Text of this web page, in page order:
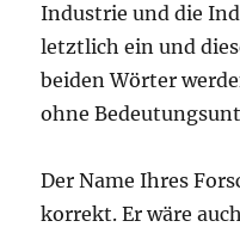
Industrie und die
letztlich ein und
beiden Wörter
ohne
Der Name Ihres
korrekt. Er wäre